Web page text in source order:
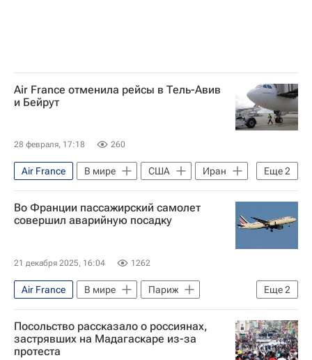
Air France отменила рейсы в Тель-Авив
и Бейрут
28 февраля, 17:18 260
Еще2
Air France В мире США
Иран
Ближний Восток
Во Франции пассажирский самолет
совершил аварийную посадку
21 декабря 2025, 16:04 1262
Еще2
Air France В мире
Париж
Аяччо
Лион
Посольство рассказало о россиянах,
застрявших на Мадагаскаре из-за
протеста